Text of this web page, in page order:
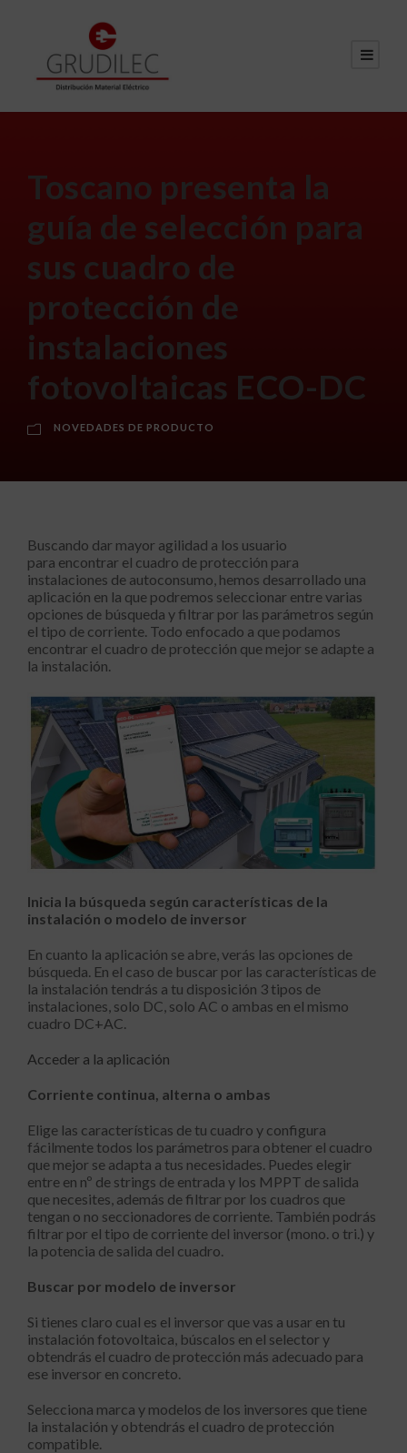
Toscano presenta la
guía de selección para
sus cuadro de
protección de
instalaciones
fotovoltaicas ECO-DC
NOVEDADES DE PRODUCTO
Buscando dar mayor agilidad a los usuario
para encontrar el cuadro de protección para
instalaciones de autoconsumo, hemos desarrollado una
aplicación en la que podremos seleccionar entre varias
opciones de búsqueda y filtrar por las parámetros según
el tipo de corriente. Todo enfocado a que podamos
encontrar el cuadro de protección que mejor se adapte a
la instalación.
Inicia la búsqueda según características de la
instalación o modelo de inversor
En cuanto la aplicación se abre, verás las opciones de
búsqueda. En el caso de buscar por las características de
la instalación tendrás a tu disposición 3 tipos de
instalaciones, solo DC, solo AC o ambas en el mismo
cuadro DC+AC.
Acceder a la aplicación
Corriente continua, alterna o ambas
Elige las características de tu cuadro y configura
fácilmente todos los parámetros para obtener el cuadro
que mejor se adapta a tus necesidades. Puedes elegir
entre en nº de strings de entrada y los MPPT de salida
que necesites, además de filtrar por los cuadros que
tengan o no seccionadores de corriente. También podrás
filtrar por el tipo de corriente del inversor (mono. o tri.) y
la potencia de salida del cuadro.
Buscar por modelo de inversor
Si tienes claro cual es el inversor que vas a usar en tu
instalación fotovoltaica, búscalos en el selector y
obtendrás el cuadro de protección más adecuado para
ese inversor en concreto.
Selecciona marca y modelos de los inversores que tiene
la instalación y obtendrás el cuadro de protección
compatible.